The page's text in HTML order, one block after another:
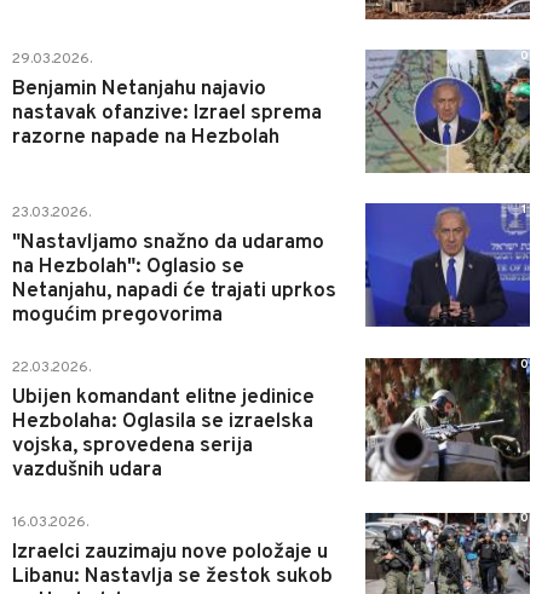
29.03.2026.
Benjamin Netanjahu najavio
nastavak ofanzive: Izrael sprema
razorne napade na Hezbolah
0
23.03.2026.
"Nastavljamo snažno da udaramo
na Hezbolah": Oglasio se
Netanjahu, napadi će trajati uprkos
mogućim pregovorima
1
22.03.2026.
Ubijen komandant elitne jedinice
Hezbolaha: Oglasila se izraelska
vojska, sprovedena serija
vazdušnih udara
0
16.03.2026.
Izraelci zauzimaju nove položaje u
Libanu: Nastavlja se žestok sukob
0